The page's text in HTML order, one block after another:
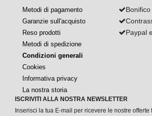
Metodi di pagamento
Garanzie sull'acquisto
Reso prodotti
Metodi di spedizione
Condizioni generali
Cookies
Informativa privacy
La nostra storia
Bonifico
Paypal
ISCRIVITI ALLA NOSTRA NEWSLETTER
Inserisci la tua E-mail per ricevere le nostre offerte